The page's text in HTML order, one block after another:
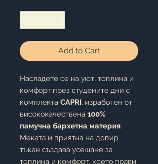
Add to Cart
Насладете се на уют, топлина и
комфорт през студените дни с
комплекта CAPRI, изработен от
висококачествена 100%
памучна бархетна материя.
Меката и приятна на допир
тъкан създава усещане за
топлина и комфорт, което прави